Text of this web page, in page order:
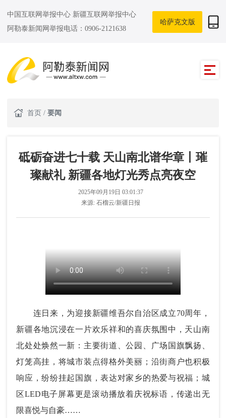
中国互联网举报中心 新疆互联网举报中心
阿勒泰新闻网举报电话：0906-2121638
哈萨克文版
首页 / 要闻
砥砺奋进七十载 天山南北谱华章丨璀
璨献礼 新疆各地灯光秀点亮夜空
2025年09月19日 03:01:37
来源:石榴云/新疆日报
连日来，为迎接新疆维吾尔自治区成立70周年，
新疆各地沉浸在一片欢乐祥和的喜庆氛围中，天山南
北处处焕然一新：主要街道、公园、广场国旗飘扬、
灯笼高挂，将城市装点得格外美丽；沿街商户也积极
响应，纷纷挂起国旗，表达对家乡的热爱与祝福；城
区LED电子屏幕更是滚动播放着庆祝标语，传递出无
限喜悦与自豪……